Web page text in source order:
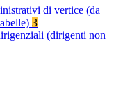
di vertice (da
3
(dirigenti non